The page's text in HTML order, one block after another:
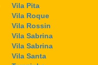
Vila Pita
Vila Roque
Vila Rossin
Vila Sabrina
Vila Sabrina
Vila Santa